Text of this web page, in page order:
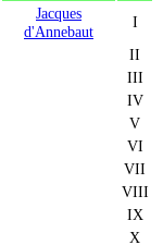
Jacques
d'Annebaut
I
II
III
IV
V
VI
VII
VIII
IX
X